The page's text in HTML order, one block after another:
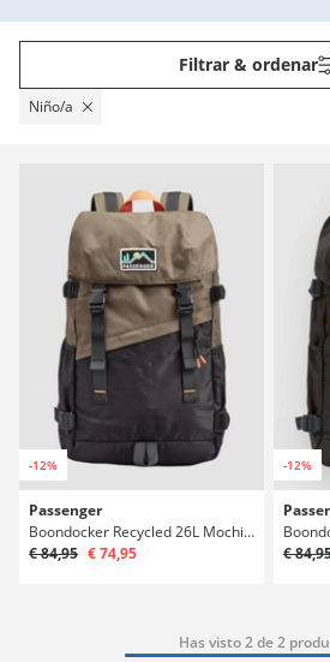
Filtrar & ordenar
Niño/a
-12%
Passenger
Boondocker Recycled 26L Mochila
€ 84,95 € 74,95
-12%
€
Has visto 2 de 2